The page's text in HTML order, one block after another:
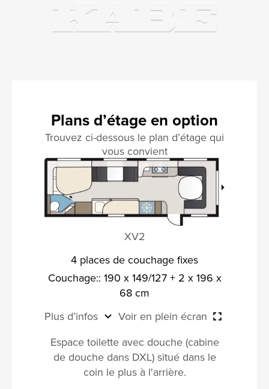
Plans d’étage en option
Trouvez ci-dessous le plan d’étage qui
vous convient
XV2
4 places de couchage fixes
Couchage:: 190 x 149/127 + 2 x 196 x
68 cm
Plus d’infos
Voir en plein écran
Espace toilette avec douche (cabine
de douche dans DXL) situé dans le
coin le plus à l'arrière.